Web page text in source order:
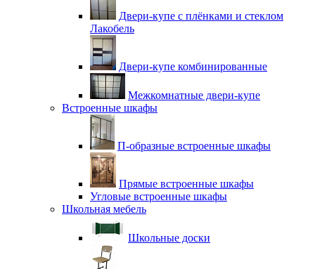
Двери-купе с плёнками и стеклом
Лакобель
Двери-купе комбинированные
Межкомнатные двери-купе
Встроенные шкафы
П-образные встроенные шкафы
Прямые встроенные шкафы
Угловые встроенные шкафы
Школьная мебель
Школьные доски